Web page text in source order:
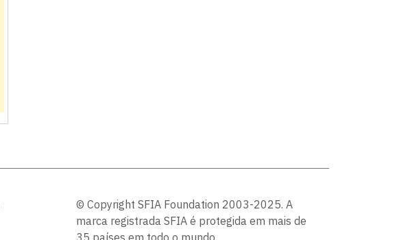
© Copyright SFIA Foundation 2003-2025. A
marca registrada SFIA é protegida em mais de